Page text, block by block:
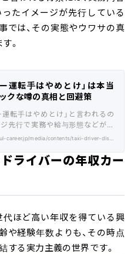
たイメージが先行している
では、その実態やウワサの真
。
運転手はやめとけ」は本当
クな噂の真相と回避策
運転手はやめとけ」と言われるの
ジ先行で実務や給与形態などが知
いことです。本記事では詳細を解https://colorful-career.jp/media/contents/taxi-driver-disadvantages/
ライバーの年収カー
代ほど高い年収を得ている興
や経験年数よりも、その時点
する実力主義の世界です。